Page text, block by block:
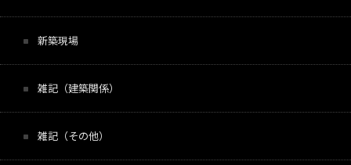
新築現場
雑記（建築関係）
雑記（その他）